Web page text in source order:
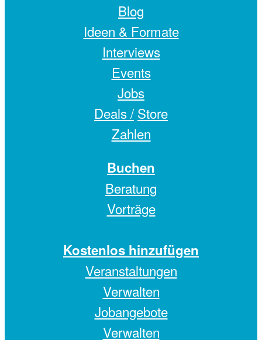
Blog
Ideen & Formate
Interviews
Events
Jobs
Deals / Store
Zahlen
Buchen
Beratung
Vorträge
Kostenlos hinzufügen
Veranstaltungen
Verwalten
Jobangebote
Verwalten